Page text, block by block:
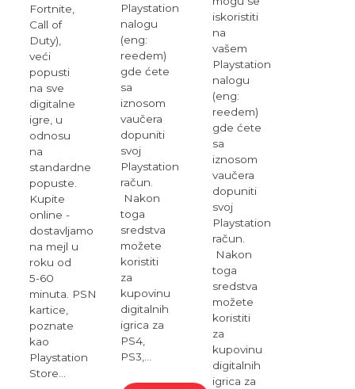
Fortnite,
Call of
Duty),
veći
popusti
na sve
digitalne
igre, u
odnosu
na
standardne
popuste.
Kupite
online -
dostavljamo
na mejl u
roku od
5-60
minuta. PSN
kartice,
poznate
kao
Playstation
Store…
Playstation
nalogu
(eng:
reedem)
gde ćete
sa
iznosom
vaučera
dopuniti
svoj
Playstation
račun.
Nakon
toga
sredstva
možete
koristiti
za
kupovinu
digitalnih
igrica za
PS4,
PS3,…
iskoristiti
na
vašem
Playstation
nalogu
(eng:
reedem)
gde ćete
sa
iznosom
vaučera
dopuniti
svoj
Playstation
račun.
Nakon
toga
sredstva
možete
koristiti
za
kupovinu
digitalnih
igrica za